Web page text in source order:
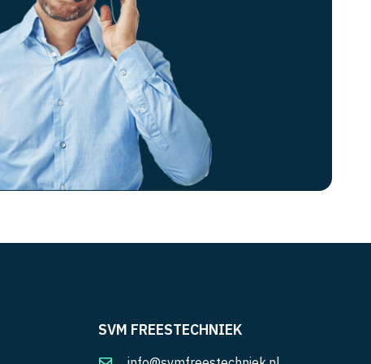
SVM FREESTECHNIEK